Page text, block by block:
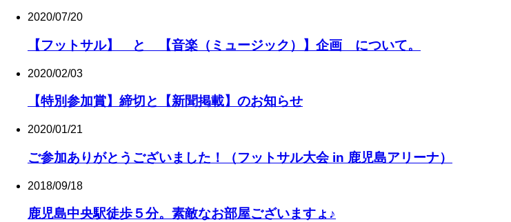
2020/07/20
【フットサル】 と 【音楽（ミュージック）】企画 について。
2020/02/03
【特別参加賞】締切と【新聞掲載】のお知らせ
2020/01/21
ご参加ありがとうございました！（フットサル大会 in 鹿児島アリーナ）
2018/09/18
鹿児島中央駅徒歩５分。素敵なお部屋ございますょ♪